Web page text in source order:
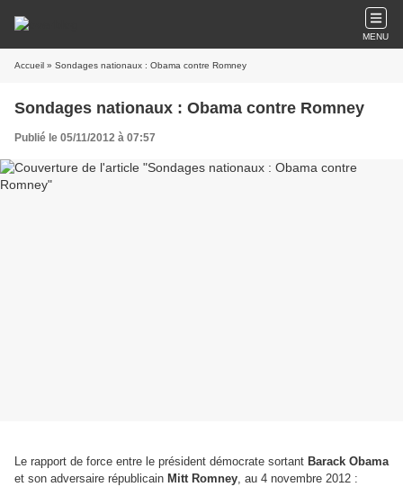
MENU
Accueil » Sondages nationaux : Obama contre Romney
Sondages nationaux : Obama contre Romney
Publié le 05/11/2012 à 07:57
Le rapport de force entre le président démocrate sortant Barack Obama
et son adversaire républicain Mitt Romney, au 4 novembre 2012 :